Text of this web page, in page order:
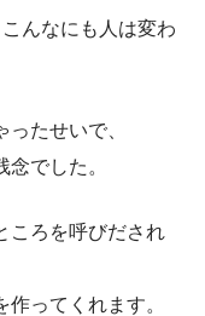
んなにも人は変わ
たせいで、
でした。
ころを呼びだされ
ってくれます。